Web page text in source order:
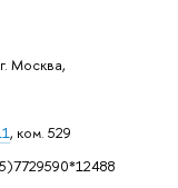
Москва,
, ком. 529